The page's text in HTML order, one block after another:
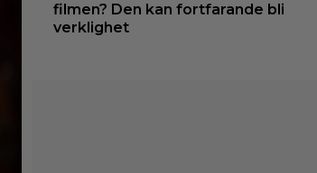
filmen? Den kan fortfarande bli
verklighet